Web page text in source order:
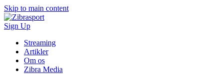
Skip to main content
Sign Up
Streaming
Artikler
Om os
Zibra Media